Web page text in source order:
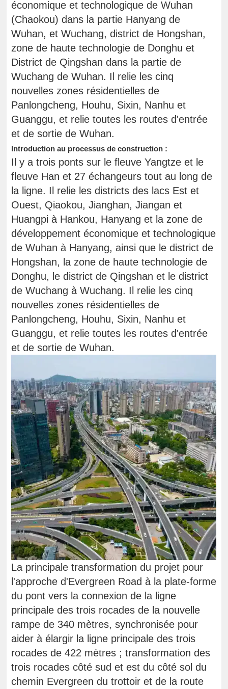
économique et technologique de Wuhan
(Chaokou) dans la partie Hanyang de
Wuhan, et Wuchang, district de Hongshan,
zone de haute technologie de Donghu et
District de Qingshan dans la partie de
Wuchang de Wuhan. Il relie les cinq
nouvelles zones résidentielles de
Panlongcheng, Houhu, Sixin, Nanhu et
Guanggu, et relie toutes les routes d'entrée
et de sortie de Wuhan.
Introduction au processus de construction :
Il y a trois ponts sur le fleuve Yangtze et le
fleuve Han et 27 échangeurs tout au long de
la ligne. Il relie les districts des lacs Est et
Ouest, Qiaokou, Jianghan, Jiangan et
Huangpi à Hankou, Hanyang et la zone de
développement économique et technologique
de Wuhan à Hanyang, ainsi que le district de
Hongshan, la zone de haute technologie de
Donghu, le district de Qingshan et le district
de Wuchang à Wuchang. Il relie les cinq
nouvelles zones résidentielles de
Panlongcheng, Houhu, Sixin, Nanhu et
Guanggu, et relie toutes les routes d'entrée
et de sortie de Wuhan.
La principale transformation du projet pour
l'approche d'Evergreen Road à la plate-forme
du pont vers la connexion de la ligne
principale des trois rocades de la nouvelle
rampe de 340 mètres, synchronisée pour
aider à élargir la ligne principale des trois
rocades de 422 mètres ; transformation des
trois rocades côté sud et est du côté sol du
chemin Evergreen du trottoir et de la route